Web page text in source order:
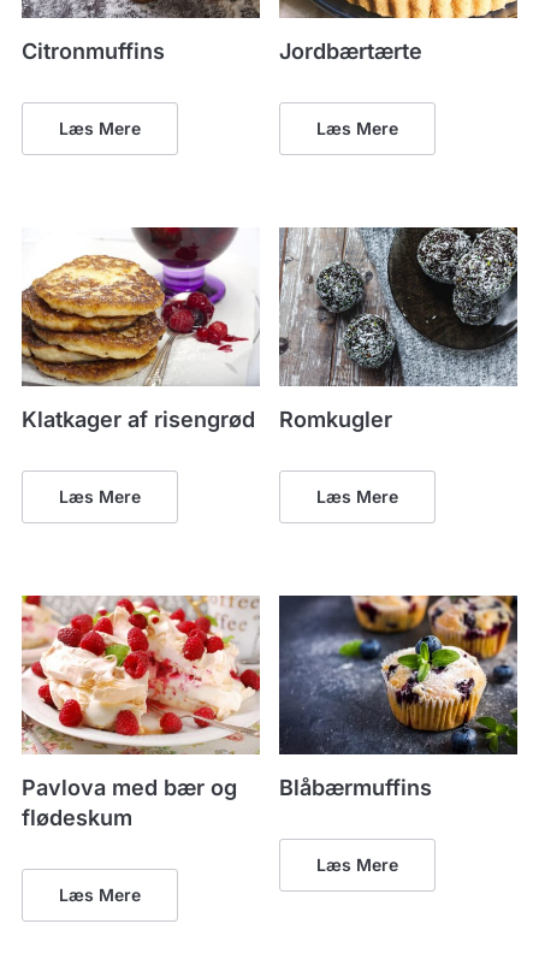
Citronmuffins
Læs Mere
Jordbærtærte
Læs Mere
Klatkager af risengrød
Læs Mere
Romkugler
Læs Mere
Pavlova med bær og
flødeskum
Læs Mere
Blåbærmuffins
Læs Mere